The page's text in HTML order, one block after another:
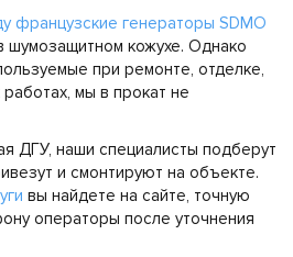
французские генераторы SDMO
шумозащитном кожухе. Однако
при ремонте, отделке,
мы в прокат не
ДГУ, наши специалисты подберут
и смонтируют на объекте.
вы найдете на сайте, точную
операторы после уточнения